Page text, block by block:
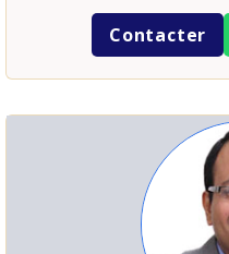
Contacter